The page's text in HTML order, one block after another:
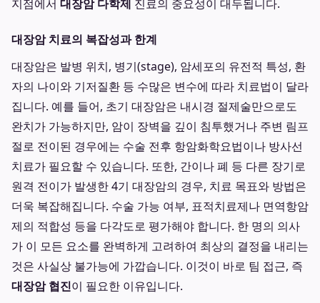
지점에서 대장암 다학제 진료의 중요성이 대두됩니다.
대장암 치료의 복잡성과 한계
대장암은 발병 위치, 병기(stage), 암세포의 유전적 특성, 환
자의 나이와 기저질환 등 수많은 변수에 따라 치료법이 달라
집니다. 예를 들어, 초기 대장암은 내시경 절제술만으로도
완치가 가능하지만, 암이 장벽을 깊이 침투했거나 주변 림프
절로 전이된 경우에는 수술 전후 항암화학요법이나 방사선
치료가 필요할 수 있습니다. 또한, 간이나 폐 등 다른 장기로
원격 전이가 발생한 4기 대장암의 경우, 치료 목표와 방법은
더욱 복잡해집니다. 수술 가능 여부, 표적치료제나 면역항암
제의 적합성 등을 다각도로 평가해야 합니다. 한 명의 의사
가 이 모든 요소를 완벽하게 고려하여 최상의 결정을 내리는
것은 사실상 불가능에 가깝습니다. 이것이 바로 팀 접근, 즉
대장암 협진이 필요한 이유입니다.